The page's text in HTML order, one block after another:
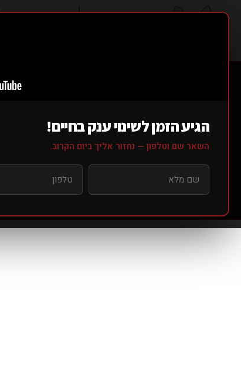
הגיע הזמן לשינוי ענק בחיים!
השאר שם וטלפון — נחזור אליך ביום הקרוב.